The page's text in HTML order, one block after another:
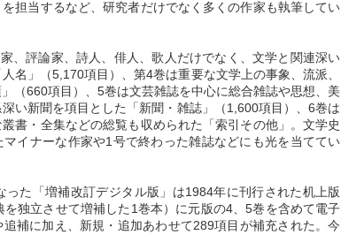
担当するなど、研究者だけでなく多くの作家も執筆してい
、評論家、詩人、俳人、歌人だけでなく、文学と関連深い
名」（5,170項目）、第4巻は重要な文学上の事象、流派、
（660項目）、5巻は文芸雑誌を中心に総合雑誌や思想、美
い新聞を項目とした「新聞・雑誌」（1,600項目）、6巻は
書・全集などの総覧も収められた「索引その他」。文学史
イナーな作家や1号で終わった雑誌などにも光を当ててい
った「増補改訂デジタル版」は1984年に刊行された机上版
を独立させて増補した1巻本）に元版の4、5巻を含めて電子
補に加え、新規・追加あわせて289項目が補充された。今